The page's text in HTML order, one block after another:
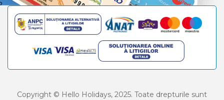
Copyright © Hello Holidays, 2025. Toate drepturile sunt